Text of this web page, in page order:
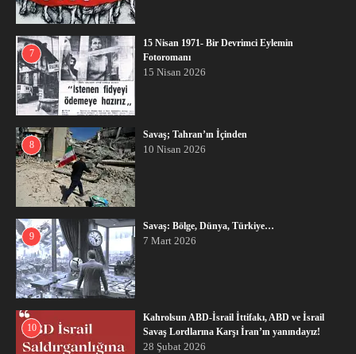
7
15 Nisan 1971- Bir Devrimci Eylemin
Fotoromanı
15 Nisan 2026
8
Savaş; Tahran’ın İçinden
10 Nisan 2026
9
Savaş: Bölge, Dünya, Türkiye…
7 Mart 2026
10
Kahrolsun ABD-İsrail İttifakı, ABD ve İsrail
Savaş Lordlarına Karşı İran’ın yanındayız!
28 Şubat 2026